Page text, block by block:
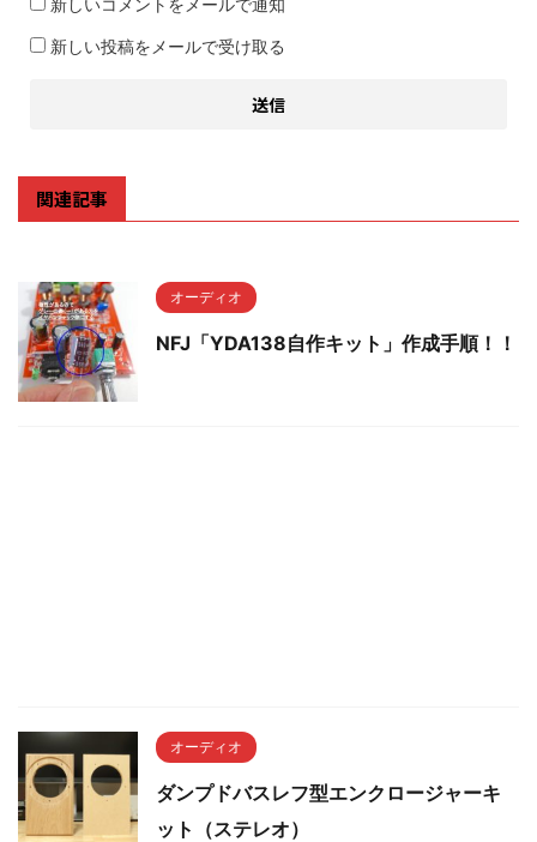
新しいコメントをメールで通知
新しい投稿をメールで受け取る
関連記事
オーディオ
NFJ「YDA138自作キット」作成手順！！
オーディオ
ダンプドバスレフ型エンクロージャーキ
ット（ステレオ）